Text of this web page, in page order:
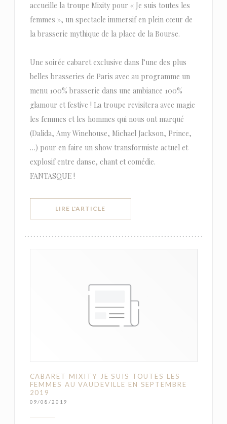
accueille la troupe Mixity pour « Je suis toutes les
femmes », un spectacle immersif en plein cœur de
la brasserie mythique de la place de la Bourse.
Une soirée cabaret exclusive dans l’une des plus
belles brasseries de Paris avec au programme un
menu 100% brasserie dans une ambiance 100%
glamour et festive ! La troupe revisitera avec magie
les femmes et les hommes qui nous ont marqué
(Dalida, Amy Winehouse, Michael Jackson, Prince,
…) pour en faire un show transformiste actuel et
explosif entre danse, chant et comédie.
FANTASQUE !
LIRE L'ARTICLE
CABARET MIXITY JE SUIS TOUTES LES
FEMMES AU VAUDEVILLE EN SEPTEMBRE
2019
09/08/2019